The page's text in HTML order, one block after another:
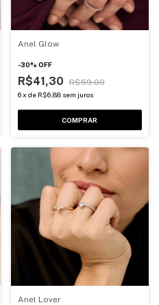
Anel Glow
-30% OFF
R$41,30 R$59,00
6 x de R$6,88 sem juros
COMPRAR
Anel Lover